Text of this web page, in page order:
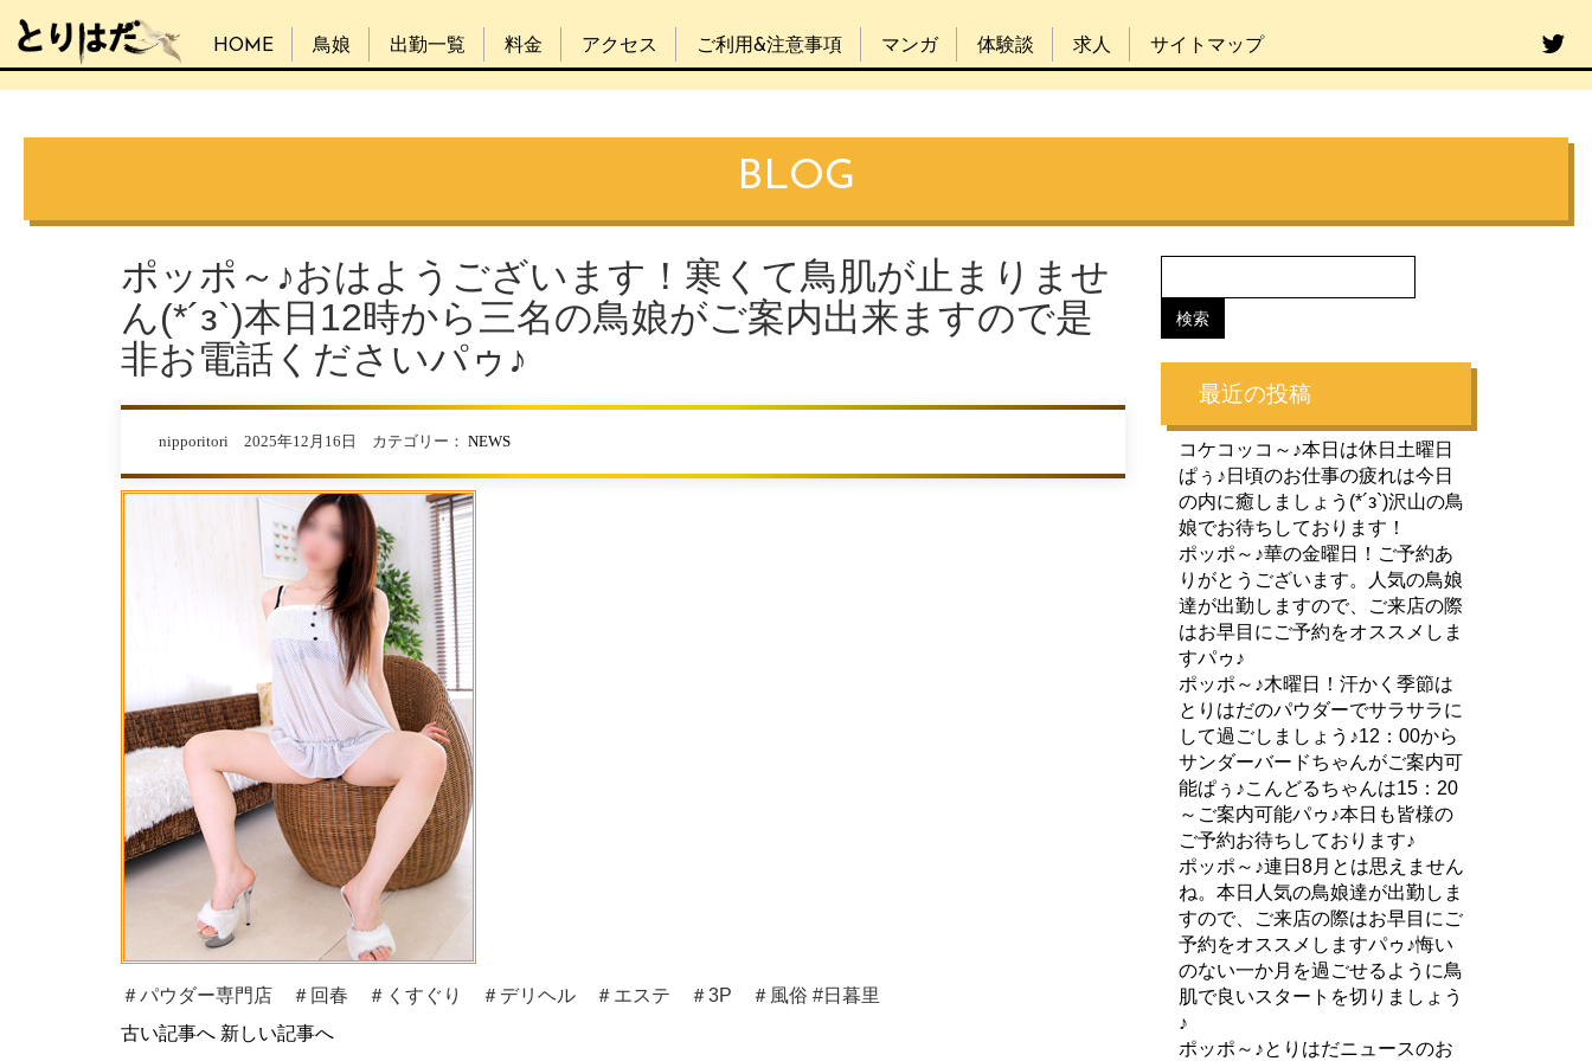
HOME 鳥娘 出勤一覧 料金 アクセス ご利用&注意事項 マンガ 体験談 求人 サイトマップ
BLOG
ポッポ～♪おはようございます！寒くて鳥肌が止まりませ
ん(*´з`)本日12時から三名の鳥娘がご案内出来ますので是
非お電話くださいパゥ♪
nipporitori 2025年12月16日 カテゴリー： NEWS
＃パウダー専門店 ＃回春 ＃くすぐり ＃デリヘル ＃エステ ＃3P ＃風俗 #日暮里
古い記事へ 新しい記事へ
最近の投稿
コケコッコ～♪本日は休日土曜日
ぱぅ♪日頃のお仕事の疲れは今日
の内に癒しましょう(*´з`)沢山の鳥
娘でお待ちしております！
ポッポ～♪華の金曜日！ご予約あ
りがとうございます。人気の鳥娘
達が出勤しますので、ご来店の際
はお早目にご予約をオススメしま
すパゥ♪
ポッポ～♪木曜日！汗かく季節は
とりはだのパウダーでサラサラに
して過ごしましょう♪12：00から
サンダーバードちゃんがご案内可
能ぱぅ♪こんどるちゃんは15：20
～ご案内可能パゥ♪本日も皆様の
ご予約お待ちしております♪
ポッポ～♪連日8月とは思えません
ね。本日人気の鳥娘達が出勤しま
すので、ご来店の際はお早目にご
予約をオススメしますパゥ♪悔い
のない一か月を過ごせるように鳥
肌で良いスタートを切りましょう
♪
ポッポ～♪とりはだニュースのお